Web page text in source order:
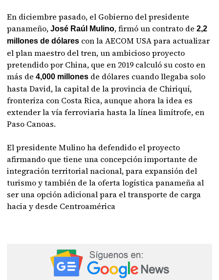
En diciembre pasado, el Gobierno del presidente
panameño,José Raúl Mulino, firmó un contrato de2,2
millones de dólares con la AECOM USA para actualizar
el plan maestro del tren, un ambicioso proyecto
pretendido por China, que en 2019 calculó su costo en
más de4,000 millones de dólares cuando llegaba solo
hasta David, la capital de la provincia de Chiriquí,
fronteriza con Costa Rica, aunque ahora la idea es
extender la vía ferroviaria hasta la línea limítrofe, en
Paso Canoas.
El presidente Mulino ha defendido el proyecto
afirmando que tiene una concepción importante de
integración territorial nacional, para expansión del
turismo y también de la oferta logística panameña al
ser una opción adicional para el transporte de carga
hacia y desde Centroamérica